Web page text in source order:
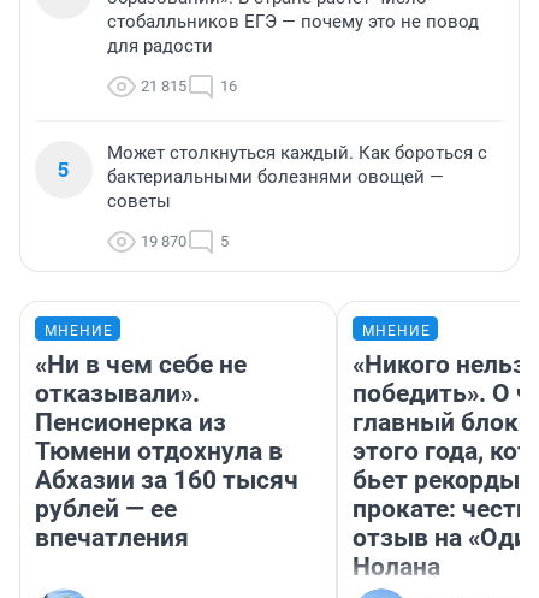
стобалльников ЕГЭ — почему это не повод
для радости
21 815 16
5
Может столкнуться каждый. Как бороться с
бактериальными болезнями овощей —
советы
19 870 5
МНЕНИЕ
«Ни в чем себе не
отказывали».
Пенсионерка из
Тюмени отдохнула в
Абхазии за 160 тысяч
рублей — ее
впечатления
МНЕНИЕ
«Никого нельзя
победить». О
главный
этого года,
бьет рекорды в
прокате:
отзыв на
Нолана